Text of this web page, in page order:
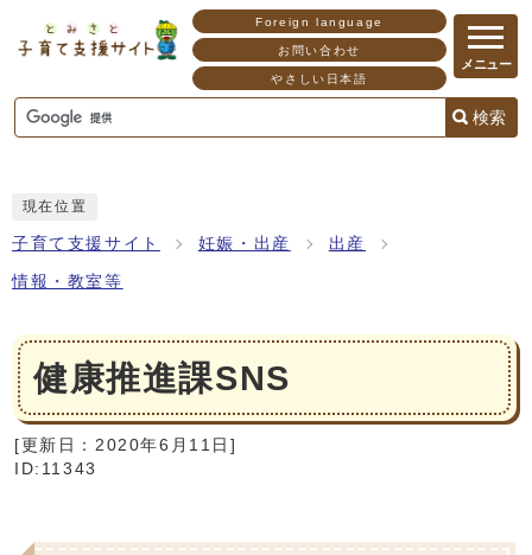
Foreign language
お問い合わせ
やさしい日本語
検索
メニュー
現在位置
子育て支援サイト 妊娠・出産 出産
情報・教室等
健康推進課SNS
[更新日： 2020年6月11日 ]
ID:11343